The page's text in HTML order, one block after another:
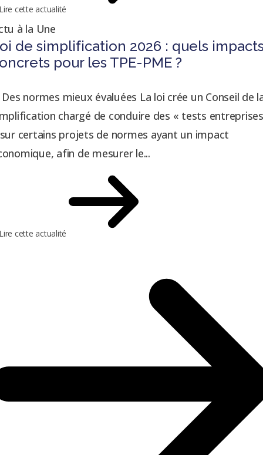
cette actualité
à la Une
de simplification 2026 : quels
pour les TPE-PME ?
Des normes mieux évaluées La loi crée un Conseil de
chargé de conduire des « tests entreprises
certains projets de normes ayant un impact
afin de mesurer le...
cette actualité